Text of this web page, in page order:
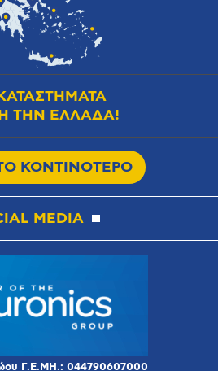
ΤΗΝ ΕΛΛΑΔΑ!
ΚΟΝΤΙΝΟΤΕΡΟ
MEDIA